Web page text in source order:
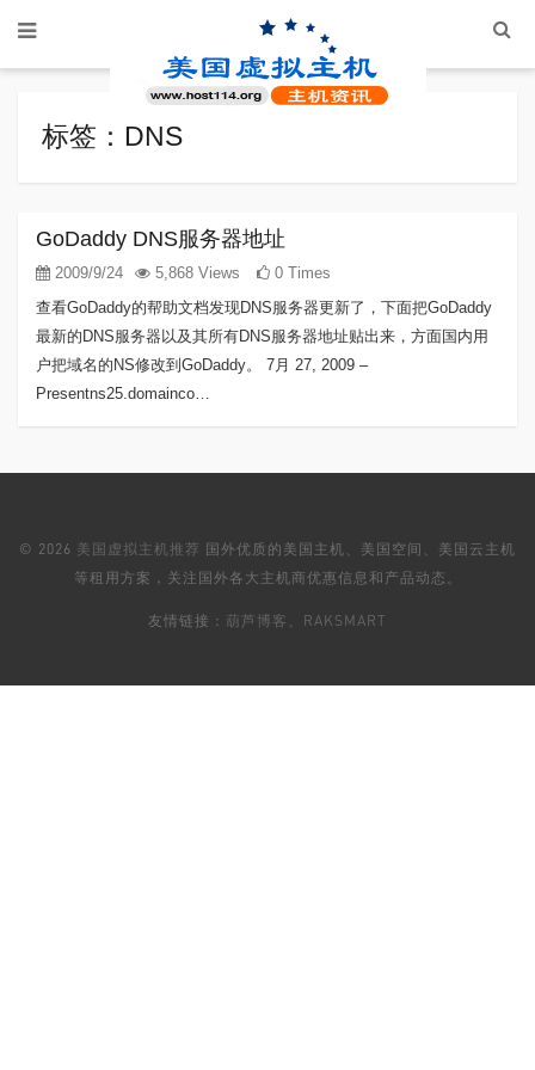
标签：DNS
GoDaddy DNS服务器地址
2009/9/24 5,868 Views
0 Times
查看GoDaddy的帮助文档发现DNS服务器更新了，下面把GoDaddy
最新的DNS服务器以及其所有DNS服务器地址贴出来，方面国内用
户把域名的NS修改到GoDaddy。 7月 27, 2009 –
Presentns25.domainco…
© 2026 美国虚拟主机推荐 国外优质的美国主机、美国空间、美国云主机
等租用方案，关注国外各大主机商优惠信息和产品动态。
友情链接： 葫芦博客 RAKSMART